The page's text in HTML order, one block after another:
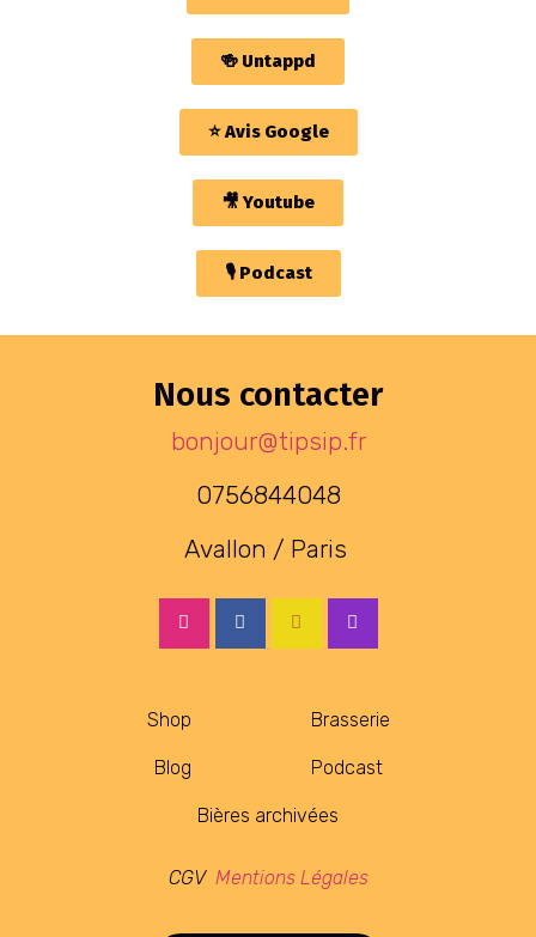
🍻 Untappd
⭐️ Avis Google
🎥 Youtube
🎙 Podcast
Nous contacter
bonjour@tipsip.fr
0756844048
Avallon / Paris
Shop Brasserie
Blog Podcast
Bières archivées
CGV Mentions Légales